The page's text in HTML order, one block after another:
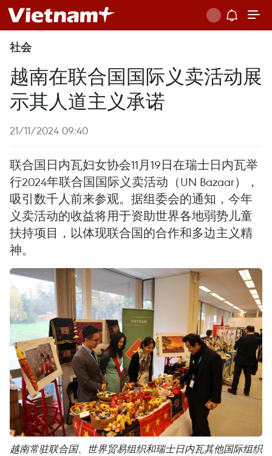
社会
越南在联合国国际义卖活动展
示其人道主义承诺
21/11/2024 09:40
联合国日内瓦妇女协会11月19日在瑞士日内瓦举
行2024年联合国国际义卖活动（UN Bazaar），
吸引数千人前来参观。据组委会的通知，今年
义卖活动的收益将用于资助世界各地弱势儿童
扶持项目，以体现联合国的合作和多边主义精
神。
越南常驻联合国、世界贸易组织和瑞士日内瓦其他国际组织